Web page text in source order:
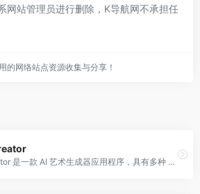
网站管理员进行删除，K导航网不承担任
的网络站点资源收集与分享！
NightCafe Creator 是一款 AI 艺术生成器应用程序，具有多种 AI 艺术生成方法。使用神经风格迁移，您可以将您的照片变成杰作。使用文本到图像的